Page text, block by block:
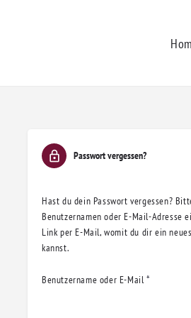
Passwort vergessen?
Hast du dein Passwort vergessen?
Benutzernamen oder E-Mail-Adresse
Link per E-Mail, womit du dir ein
kannst.
Benutzername oder E-Mail*